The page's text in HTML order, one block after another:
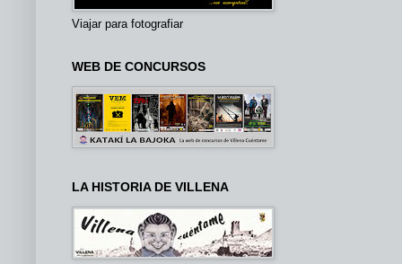
Viajar para fotografiar
WEB DE CONCURSOS
LA HISTORIA DE VILLENA